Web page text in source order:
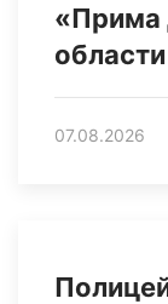
«Прима
области
07.08.2026